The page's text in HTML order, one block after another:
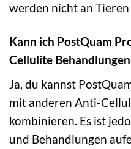
werden nicht an
Kann ich PostQuam
Cellulite
Ja, du kannst
mit anderen Anti-
kombinieren. Es ist
und Behandlungen